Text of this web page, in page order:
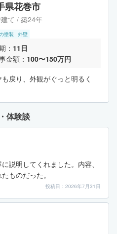
県花巻市
て / 築24年
塗装 外壁
： 11日
金額： 100〜150万円
戻り、外観がぐっと明るく
体験談
説明してくれました。内容、
ものだった。
投稿日：2026年7月31日